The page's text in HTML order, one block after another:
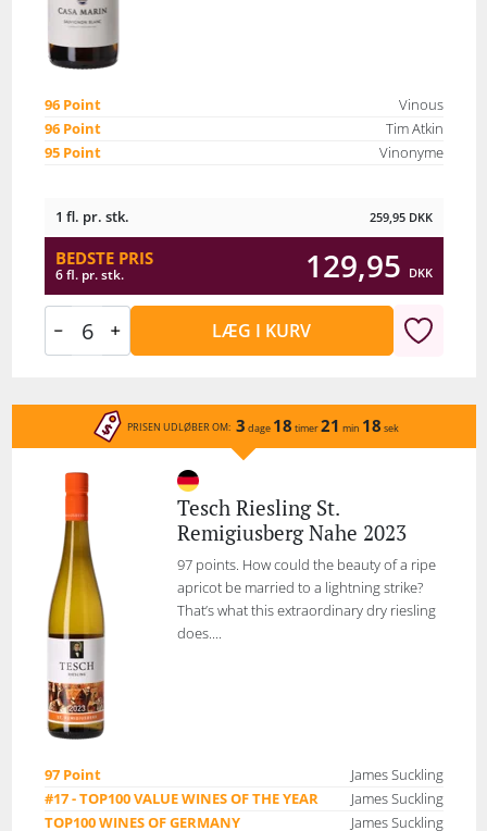
96 Point
Vinous
96 Point
Tim Atkin
95 Point
Vinonyme
1 fl. pr. stk. 259,95 DKK
BEDSTE PRIS
6 fl. pr. stk. 129,95 DKK
LÆG I KURV
PRISEN UDLØBER OM: 3 dage 18 timer21 min 18 sek
Tesch Riesling St.
Remigiusberg Nahe 2023
97 points. How could the beauty of a ripe
apricot be married to a lightning strike?
That’s what this extraordinary dry riesling
does....
97 Point
James Suckling
#17 - TOP100 VALUE WINES OF THE YEAR
James Suckling
TOP100 WINES OF GERMANY
James Suckling